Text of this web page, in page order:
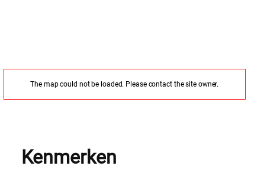
The map could not be loaded. Please contact the site owner.
Kenmerken